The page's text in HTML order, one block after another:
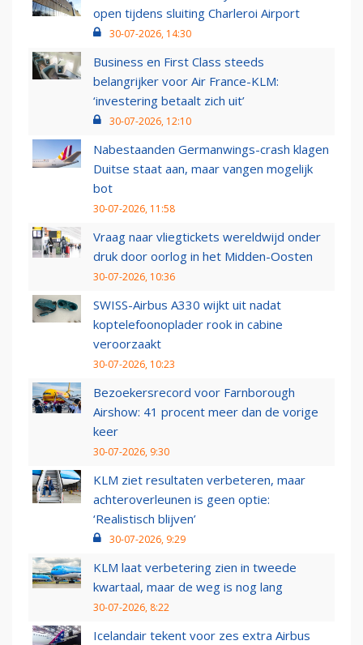
open tijdens sluiting Charleroi Airport
30-07-2026, 14:30
Business en First Class steeds
belangrijker voor Air France-KLM:
‘investering betaalt zich uit’
30-07-2026, 12:10
Nabestaanden Germanwings-crash klagen
Duitse staat aan, maar vangen mogelijk
bot
30-07-2026, 11:58
Vraag naar vliegtickets wereldwijd onder
druk door oorlog in het Midden-Oosten
30-07-2026, 10:36
SWISS-Airbus A330 wijkt uit nadat
koptelefoonoplader rook in cabine
veroorzaakt
30-07-2026, 10:23
Bezoekersrecord voor Farnborough
Airshow: 41 procent meer dan de vorige
keer
30-07-2026, 9:30
KLM ziet resultaten verbeteren, maar
achteroverleunen is geen optie:
‘Realistisch blijven’
30-07-2026, 9:29
KLM laat verbetering zien in tweede
kwartaal, maar de weg is nog lang
30-07-2026, 8:22
Icelandair tekent voor zes extra Airbus